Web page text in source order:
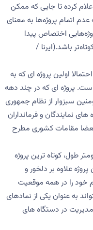
کرده تا جایی که ممکن
اتمام پروژه‌ها به معنای
اختصاص پیدا
باشد.(ایرنا /
اولین پروژه ای که به
پروژه ای که در چند دهه
سبزوار از نظام جمهوری
نمایندگان و فرمانداران
مقامات کشوری مطرح
راه آهن سبزوار تنها با 48 کیلومتر طول، کوتاه ترین پروژه
علاوه بر دلخور و
خود را در همه موقعیت
به عنوان یکی از نمادهای
در دستگاه های